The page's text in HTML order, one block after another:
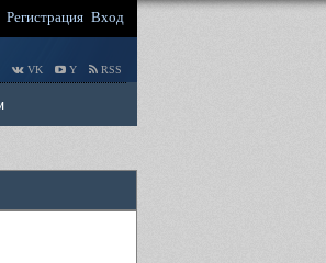
Регистрация Вход
VK Y RSS